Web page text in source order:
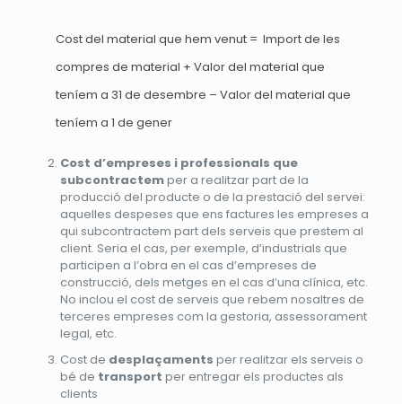
Cost del material que hem venut = Import de les
compres de material + Valor del material que
teníem a 31 de desembre – Valor del material que
teníem a 1 de gener
Cost d’empreses i professionals que
subcontractemper a realitzar part de la
producció del producte o de la prestació del servei:
aquelles despeses que ens factures les empreses a
qui subcontractem part dels serveis que prestem al
client. Seria el cas, per exemple, d’industrials que
participen a l’obra en el cas d’empreses de
construcció, dels metges en el cas d’una clínica, etc.
No inclou el cost de serveis que rebem nosaltres de
terceres empreses com la gestoria, assessorament
legal, etc.
Cost de desplaçaments per realitzar els serveis o
bé de transport per entregar els productes als
clients